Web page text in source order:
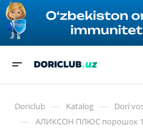
Doriclub — Katalog — Dori
— АЛИКСОН ПЛЮС порошок